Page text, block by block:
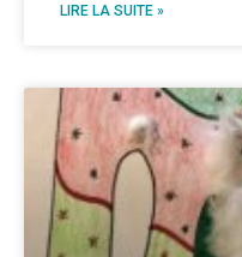
LIRE LA SUITE »